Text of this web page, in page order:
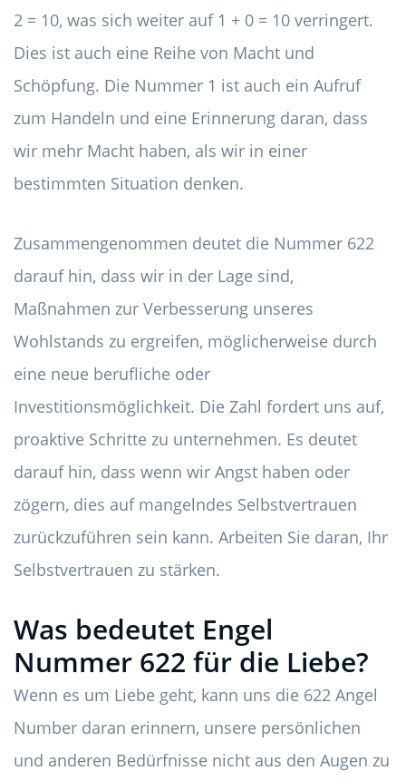
2 = 10, was sich weiter auf 1 + 0 = 10 verringert.
Dies ist auch eine Reihe von Macht und
Schöpfung. Die Nummer 1 ist auch ein Aufruf
zum Handeln und eine Erinnerung daran, dass
wir mehr Macht haben, als wir in einer
bestimmten Situation denken.
Zusammengenommen deutet die Nummer 622
darauf hin, dass wir in der Lage sind,
Maßnahmen zur Verbesserung unseres
Wohlstands zu ergreifen, möglicherweise durch
eine neue berufliche oder
Investitionsmöglichkeit. Die Zahl fordert uns auf,
proaktive Schritte zu unternehmen. Es deutet
darauf hin, dass wenn wir Angst haben oder
zögern, dies auf mangelndes Selbstvertrauen
zurückzuführen sein kann. Arbeiten Sie daran, Ihr
Selbstvertrauen zu stärken.
Was bedeutet Engel
Nummer 622 für die Liebe?
Wenn es um Liebe geht, kann uns die 622 Angel
Number daran erinnern, unsere persönlichen
und anderen Bedürfnisse nicht aus den Augen zu